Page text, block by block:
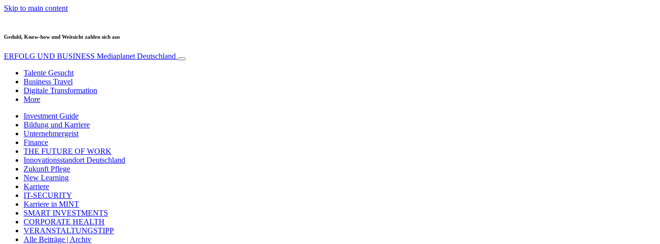
Skip to main content
Geduld, Know-how und Weitsicht zahlen sich aus
ERFOLG UND BUSINESS Mediaplanet Deutschland
Talente Gesucht
Business Travel
Digitale Transformation
More
Investment Guide
Bildung und Karriere
Unternehmergeist
Finance
THE FUTURE OF WORK
Innovationsstandort Deutschland
Zukunft Pflege
New Learning
Karriere
IT-SECURITY
Karriere in MINT
SMART INVESTMENTS
CORPORATE HEALTH
VERANSTALTUNGSTIPP
Alle Beiträge | Archiv